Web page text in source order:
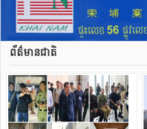
ព័ត៌មានជាតិ